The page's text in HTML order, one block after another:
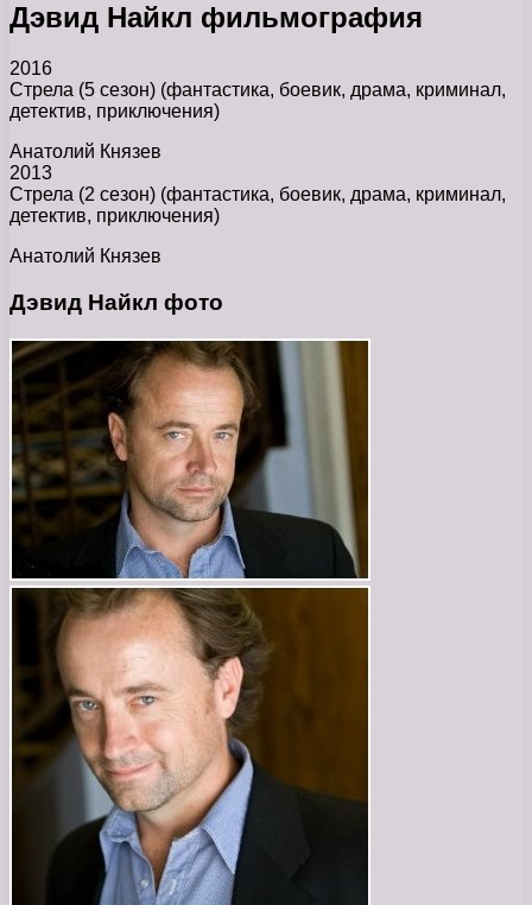
Дэвид Найкл фильмография
2016
Стрела (5 сезон) (фантастика, боевик, драма, криминал,
детектив, приключения)
Анатолий Князев
2013
Стрела (2 сезон) (фантастика, боевик, драма, криминал,
детектив, приключения)
Анатолий Князев
Дэвид Найкл фото